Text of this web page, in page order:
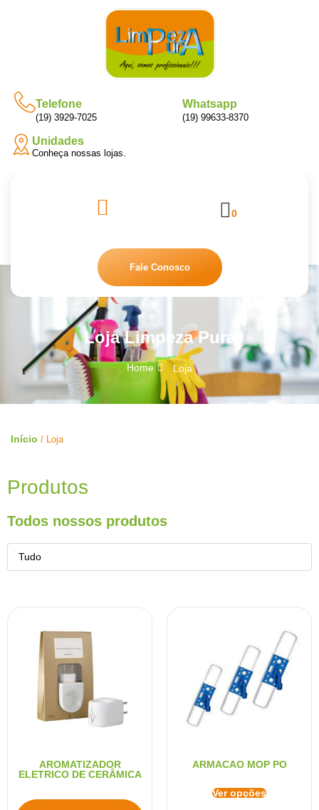
Telefone
(19) 3929-7025
Whatsapp
(19) 99633-8370
Unidades
Conheça nossas lojas.
0
Fale Conosco
Loja Limpeza Pura
Home Loja
Início / Loja
Produtos
Todos nossos produtos
Tudo
AROMATIZADOR
ELETRICO DE CERÂMICA
ARMACAO MOP PO
Ver opções